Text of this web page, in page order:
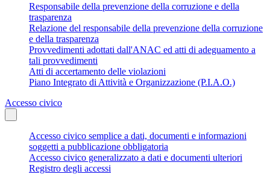
Responsabile della prevenzione della corruzione e della
trasparenza
Relazione del responsabile della prevenzione della corruzione
e della trasparenza
Provvedimenti adottati dall'ANAC ed atti di adeguamento a
tali provvedimenti
Atti di accertamento delle violazioni
Piano Integrato di Attività e Organizzazione (P.I.A.O.)
Accesso civico
Accesso civico semplice a dati, documenti e informazioni
soggetti a pubblicazione obbligatoria
Accesso civico generalizzato a dati e documenti ulteriori
Registro degli accessi